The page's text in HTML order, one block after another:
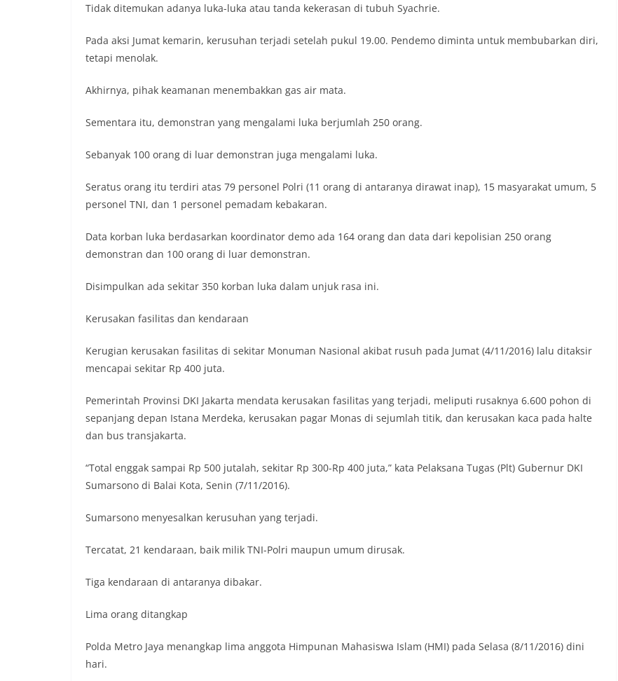
Tidak ditemukan adanya luka-luka atau tanda kekerasan di tubuh Syachrie.
Pada aksi Jumat kemarin, kerusuhan terjadi setelah pukul 19.00. Pendemo diminta untuk membubarkan diri,
tetapi menolak.
Akhirnya, pihak keamanan menembakkan gas air mata.
Sementara itu, demonstran yang mengalami luka berjumlah 250 orang.
Sebanyak 100 orang di luar demonstran juga mengalami luka.
Seratus orang itu terdiri atas 79 personel Polri (11 orang di antaranya dirawat inap), 15 masyarakat umum, 5
personel TNI, dan 1 personel pemadam kebakaran.
Data korban luka berdasarkan koordinator demo ada 164 orang dan data dari kepolisian 250 orang
demonstran dan 100 orang di luar demonstran.
Disimpulkan ada sekitar 350 korban luka dalam unjuk rasa ini.
Kerusakan fasilitas dan kendaraan
Kerugian kerusakan fasilitas di sekitar Monuman Nasional akibat rusuh pada Jumat (4/11/2016) lalu ditaksir
mencapai sekitar Rp 400 juta.
Pemerintah Provinsi DKI Jakarta mendata kerusakan fasilitas yang terjadi, meliputi rusaknya 6.600 pohon di
sepanjang depan Istana Merdeka, kerusakan pagar Monas di sejumlah titik, dan kerusakan kaca pada halte
dan bus transjakarta.
“Total enggak sampai Rp 500 jutalah, sekitar Rp 300-Rp 400 juta,” kata Pelaksana Tugas (Plt) Gubernur DKI
Sumarsono di Balai Kota, Senin (7/11/2016).
Sumarsono menyesalkan kerusuhan yang terjadi.
Tercatat, 21 kendaraan, baik milik TNI-Polri maupun umum dirusak.
Tiga kendaraan di antaranya dibakar.
Lima orang ditangkap
Polda Metro Jaya menangkap lima anggota Himpunan Mahasiswa Islam (HMI) pada Selasa (8/11/2016) dini
hari.